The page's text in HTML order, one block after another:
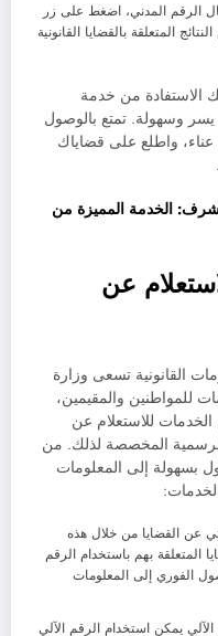
الرقم المدني، اضغط على زر
المتعلقة بالقضايا القانونية
الاستفادة من خدمة
وسهولة. تمتع بالوصول
عناء، واطلع على قضاياك
الخدمة المميزة من
عن
القانونية تسعى وزارة
للمواطنين والمقيمين،
للاستعلام عن
المخصصة لذلك. من
بسهولة إلى المعلومات
عن القضايا من خلال هذه
المتعلقة بهم باستخدام الرقم
الفوري إلى المعلومات
الآلي يمكن استخدام الرقم الآلي